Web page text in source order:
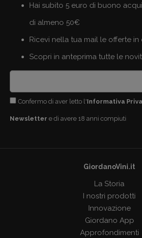
Hai subito 5 euro di buono
di almeno 50€
Ricevi nella tua mail le offerte in
Scopri in anteprima tutte le
Confermo di aver letto l'Informativa
Newsletter e di avere 18 anni compiuti
GiordanoVini.it
La Storia
I nostri prodotti
Innovazione
Giordano App
Approfondimenti